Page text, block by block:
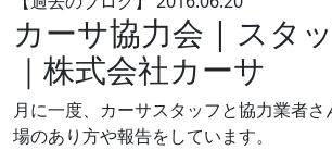
カーサ協力会 | スタ
｜株式会社カーサ
月に一度、カーサスタッフと協力業者
場のあり方や報告をしています。